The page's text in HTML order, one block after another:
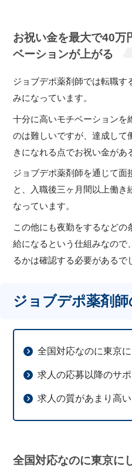
お祝い金を最大で40万
ベーションが上がる
ジョブデポ薬剤師では転職す
みになっています。
十分に高いモチベーションを
のは難しいですが、達成して
きになれる点でお祝い金があ
ジョブデポ薬剤師を通じて面
と、入職後三ヶ月間以上働き
なっています。
この他にも夜勤をするなどの
給になるという仕組みなので
るかは確認する必要があるで
ジョブデポ薬剤
全国対応なのに東京
求人の応募以降のサ
求人の質があまり高
全国対応なのに東京に